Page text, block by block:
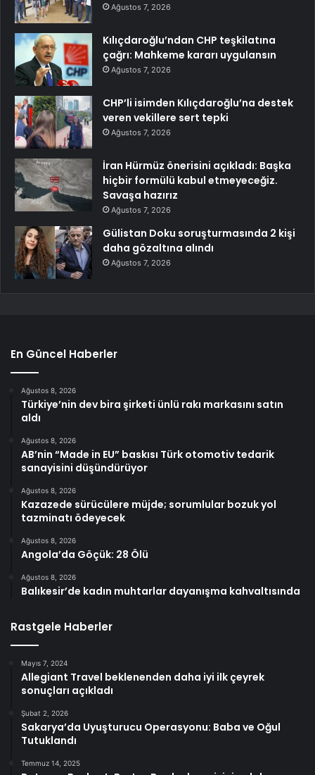
Ağustos 7, 2026
Kılıçdaroğlu’ndan CHP teşkilatına
çağrı: Mahkeme kararı uygulansın
Ağustos 7, 2026
CHP’li isimden Kılıçdaroğlu’na destek
veren vekillere sert tepki
Ağustos 7, 2026
İran Hürmüz önerisini açıkladı: Başka
hiçbir formülü kabul etmeyeceğiz.
Savaşa hazırız
Ağustos 7, 2026
Gülistan Doku soruşturmasında 2 kişi
daha gözaltına alındı
Ağustos 7, 2026
En Güncel Haberler
Ağustos 8, 2026
Türkiye’nin dev bira şirketi ünlü rakı markasını satın
aldı
Ağustos 8, 2026
AB’nin “Made in EU” baskısı Türk otomotiv tedarik
sanayisini düşündürüyor
Ağustos 8, 2026
Kazazede sürücülere müjde; sorumlular bozuk yol
tazminatı ödeyecek
Ağustos 8, 2026
Angola’da Göçük: 28 Ölü
Ağustos 8, 2026
Balıkesir’de kadın muhtarlar dayanışma kahvaltısında
Rastgele Haberler
Mayıs 7, 2024
Allegiant Travel beklenenden daha iyi ilk çeyrek
sonuçları açıkladı
Şubat 2, 2026
Sakarya’da Uyuşturucu Operasyonu: Baba ve Oğul
Tutuklandı
Temmuz 14, 2025